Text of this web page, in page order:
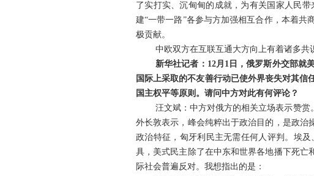
了实打实、沉甸甸的成就，为有关国家人民
建“一带一路”各参与方加强相互合作，本着
极贡献。
中欧双方在互联互通大方向上有着诸多共
新华社记者：12月1日，俄罗斯外交部就
国际上采取的不友善行动已使外界丧失对其
国主权平等原则。请问中方对此有何评论？
汪文斌：中方对俄方的相关立场表示赞
外长敦表示，峰会纯粹出于政治目的，是政治
政治特征，匈牙利民主无需任何人评判。埃
具，美式民主除了在中东和世界各地播下死亡
际社会普遍反对。我想指出的是：